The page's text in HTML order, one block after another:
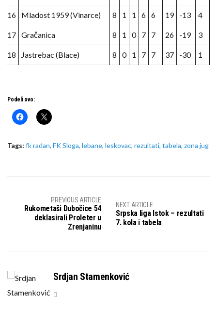
16 Mladost 1959 (Vinarce) 8 1 1 6 6 19 -13 4
17 Gračanica 8 1 0 7 7 26 -19 3
18 Jastrebac (Blace) 8 0 1 7 7 37 -30 1
Podeli ovo:
Tags: fk radan, FK Sloga, lebane, leskovac, rezultati, tabela, zona jug
PREVIOUS ARTICLE
Rukometaši Dubočice 54
deklasirali Proleter u
Zrenjaninu
NEXT ARTICLE
Srpska liga Istok – rezultati
7. kola i tabela
Srdjan Stamenković